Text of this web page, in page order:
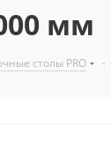
мм
столы PRO -